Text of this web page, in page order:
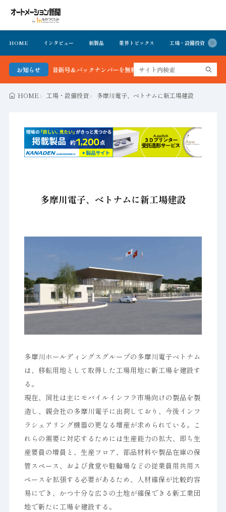
HOME インタビュー 新製品 業界トピックス 工場・設備投資
お知らせ
新聞 最新号＆バックナンバーを無料で公開中 詳細はこちら
HOME 工場・設備投資 多摩川電子、ベトナムに新工場建設
多摩川電子、ベトナムに新工場建設
多摩川ホールディングスグループの多摩川電子ベトナム
は、移転用地として取得した工場用地に新工場を建設す
る。
現在、同社は主にモバイルインフラ市場向けの製品を製
造し、親会社の多摩川電子に出荷しており、今後インフ
ラシェアリング機器の更なる増産が求められている。こ
れらの需要に対応するためには生産能力の拡大、即ち生
産要員の増員と、生産フロア、部品材料や製品在庫の保
管スペース、および食堂や駐輪場などの従業員用共用ス
ペースを拡張する必要があるため、人材確保が比較的容
易にでき、かつ十分な広さの土地が確保できる新工業団
地で新たに工場を建設する。